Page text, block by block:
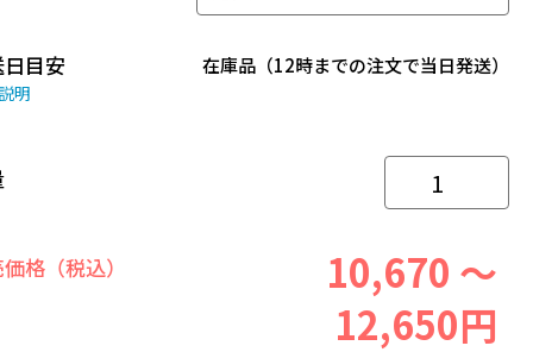
目安
明
在庫品（12時までの注文で当日発送）
格（税込）
10,670 ～
12,650円